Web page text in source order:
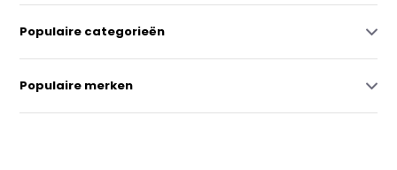
Populaire categorieën
Populaire merken